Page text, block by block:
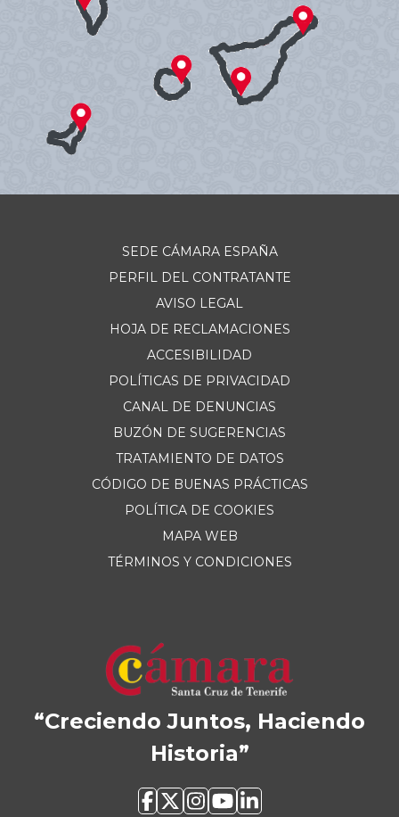
SEDE CÁMARA ESPAÑA
PERFIL DEL CONTRATANTE
AVISO LEGAL
HOJA DE RECLAMACIONES
ACCESIBILIDAD
POLÍTICAS DE PRIVACIDAD
CANAL DE DENUNCIAS
BUZÓN DE SUGERENCIAS
TRATAMIENTO DE DATOS
CÓDIGO DE BUENAS PRÁCTICAS
POLÍTICA DE COOKIES
MAPA WEB
TÉRMINOS Y CONDICIONES
“Creciendo Juntos, Haciendo
Historia”